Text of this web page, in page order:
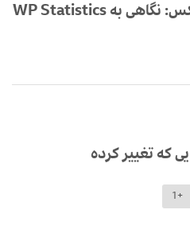
بعد از تحریم گوگل آنالیتیکس: نگاهی به WP Statistics
+1